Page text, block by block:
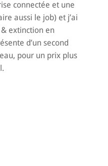
connectée et une
aussi le job) et j’ai
extinction en
d’un second
pour un prix plus